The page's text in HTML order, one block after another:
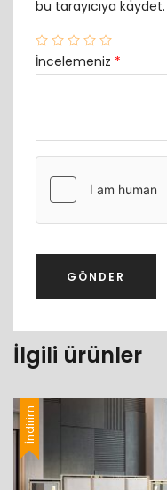
bu tarayıcıya kaydet.
İncelemeniz *
İlgili ürünler
İndirim